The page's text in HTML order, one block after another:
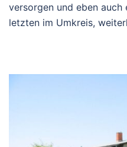
versorgen und eben
letzten im Umkreis,